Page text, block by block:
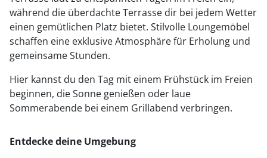
während die überdachte Terrasse dir bei jedem Wetter
einen gemütlichen Platz bietet. Stilvolle Loungemöbel
schaffen eine exklusive Atmosphäre für Erholung und
gemeinsame Stunden.
Hier kannst du den Tag mit einem Frühstück im Freien
beginnen, die Sonne genießen oder laue
Sommerabende bei einem Grillabend verbringen.
Entdecke deine Umgebung